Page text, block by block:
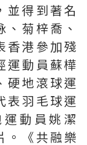
並得到著名
菊梓喬、
香港參加殘
運動員蘇樺
硬地滾球運
表羽毛球運
動員姚潔
。《共融樂